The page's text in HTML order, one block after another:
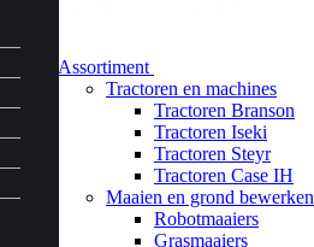
Assortiment
Tractoren en machines
Tractoren Branson
Tractoren Iseki
Tractoren Steyr
Tractoren Case IH
Maaien en grond bewerken
Robotmaaiers
Grasmaaiers